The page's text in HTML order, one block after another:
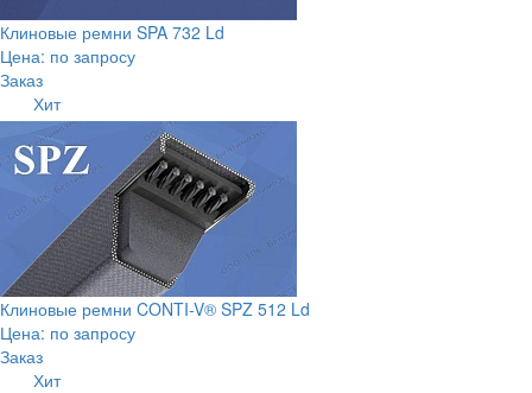
Клиновые ремни SPA 732 Ld
Цена: по запросу
Заказ
Хит
Клиновые ремни CONTI-V® SPZ 512 Ld
Цена: по запросу
Заказ
Хит